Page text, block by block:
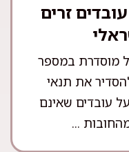
זרים
מוסדרת במספר
את תנאי
עובדים שאינם
...